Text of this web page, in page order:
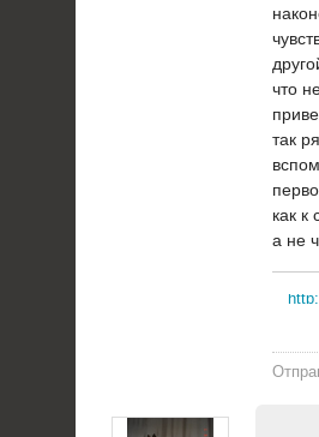
что
так
как
а не